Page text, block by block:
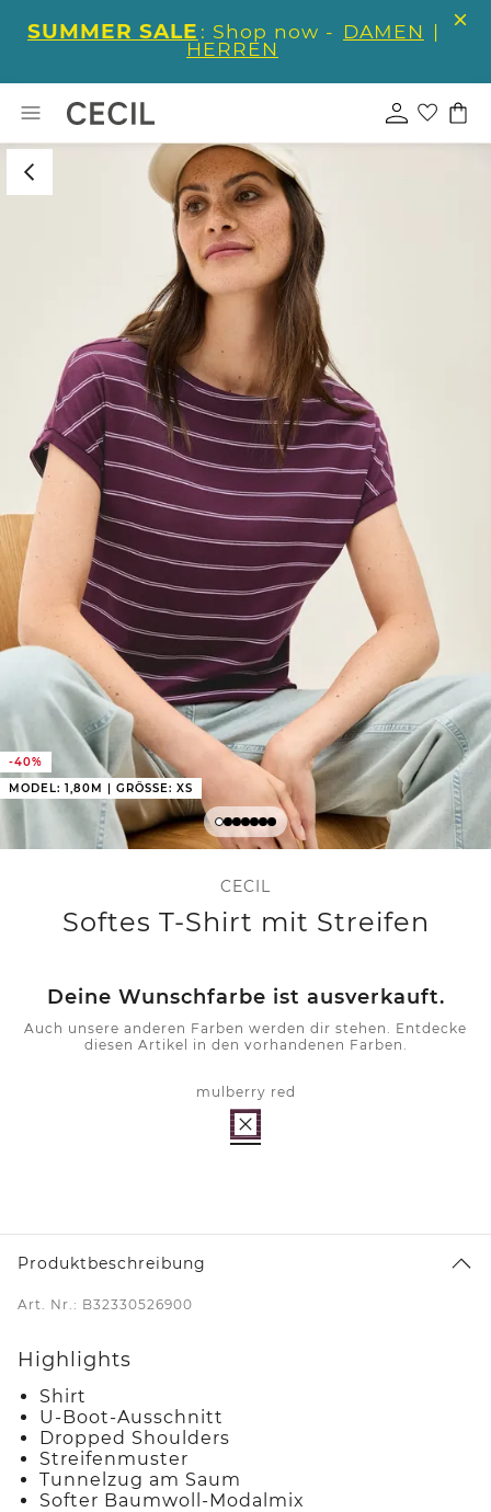
SUMMER SALE : Shop now - DAMEN |
HERREN
-40%
MODEL: 1,80M | GRÖSSE: XS
CECIL
Softes T-Shirt mit Streifen
Deine Wunschfarbe ist ausverkauft.
Auch unsere anderen Farben werden dir stehen. Entdecke
diesen Artikel in den vorhandenen Farben.
mulberry red
Produktbeschreibung
Art. Nr.: B32330526900
Highlights
Shirt
U-Boot-Ausschnitt
Dropped Shoulders
Streifenmuster
Tunnelzug am Saum
Softer Baumwoll-Modalmix